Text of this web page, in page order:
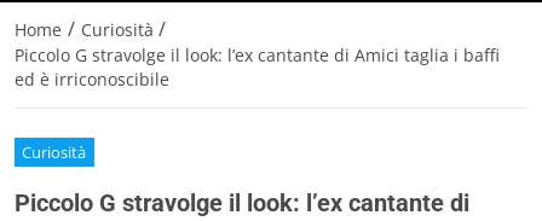
Home / Curiosità /
Piccolo G stravolge il look: l’ex cantante di Amici taglia i baffi
ed è irriconoscibile
Curiosità
Piccolo G stravolge il look: l’ex cantante di